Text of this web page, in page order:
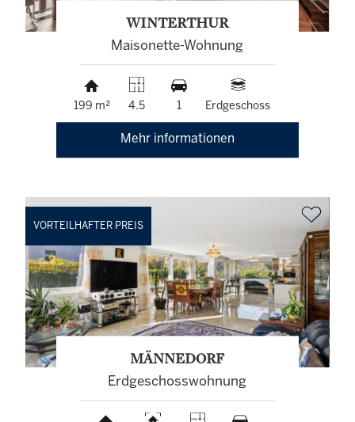
WINTERTHUR
Maisonette-Wohnung
199 m² 4.5 1 Erdgeschoss
Mehr informationen
VORTEILHAFTER PREIS
MÄNNEDORF
Erdgeschosswohnung